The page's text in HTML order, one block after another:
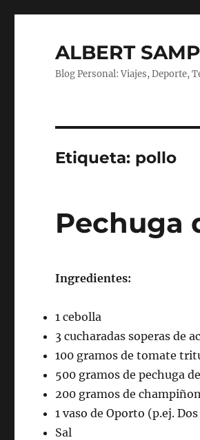
ALBERT
Blog Personal: Viajes, Deporte,
Etiqueta: pollo
Pechuga
Ingredientes:
1 cebolla
3 cucharadas soperas de
100 gramos de tomate
500 gramos de pechuga
200 gramos de
1 vaso de Oporto (p.ej.
Sal